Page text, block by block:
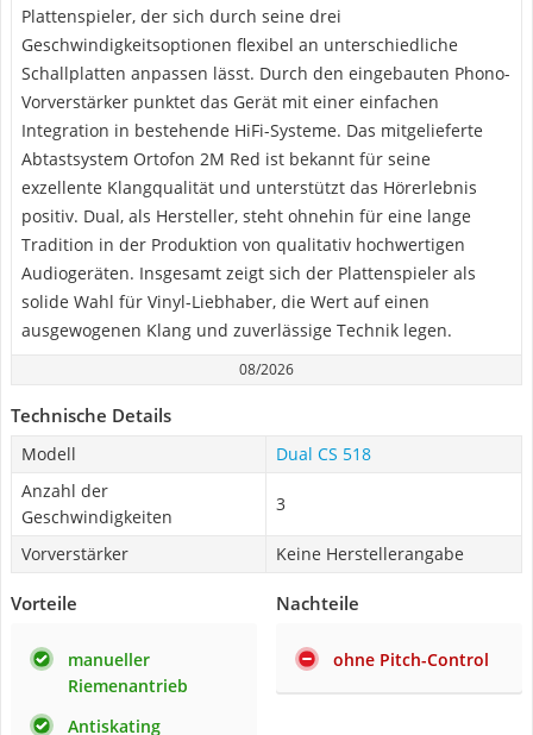
Plattenspieler, der sich durch seine drei
Geschwindigkeitsoptionen flexibel an unterschiedliche
Schallplatten anpassen lässt. Durch den eingebauten Phono-
Vorverstärker punktet das Gerät mit einer einfachen
Integration in bestehende HiFi-Systeme. Das mitgelieferte
Abtastsystem Ortofon 2M Red ist bekannt für seine
exzellente Klangqualität und unterstützt das Hörerlebnis
positiv. Dual, als Hersteller, steht ohnehin für eine lange
Tradition in der Produktion von qualitativ hochwertigen
Audiogeräten. Insgesamt zeigt sich der Plattenspieler als
solide Wahl für Vinyl-Liebhaber, die Wert auf einen
ausgewogenen Klang und zuverlässige Technik legen.
08/2026
Technische Details
Modell
Dual CS 518
Anzahl der
Geschwindigkeiten
3
Vorverstärker Keine Herstellerangabe
Vorteile
manueller
Riemenantrieb
Antiskating
Nachteile
ohne Pitch-Control